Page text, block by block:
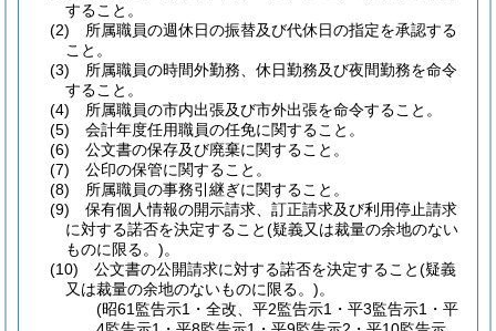
すること。
(2)
所属職員の週休日の振替及び代休日の指定を承認する
こと。
(3)
所属職員の時間外勤務、休日勤務及び夜間勤務を命令
すること。
(4)
所属職員の市内出張及び市外出張を命令すること。
(5)
会計年度任用職員の任免に関すること。
(6)
公文書の保存及び廃棄に関すること。
(7)
公印の保管に関すること。
(8)
所属職員の事務引継ぎに関すること。
(9)
保有個人情報の開示請求、訂正請求及び利用停止請求
に対する諾否を決定すること(疑義又は裁量の余地のない
ものに限る。)。
(10)
公文書の公開請求に対する諾否を決定すること(疑義
又は裁量の余地のないものに限る。)。
(昭61監告示1・全改、平2監告示1・平3監告示1・平